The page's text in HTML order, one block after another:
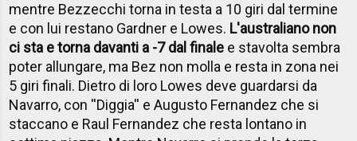
mentre Bezzecchi torna in testa a 10 giri dal termine
e con lui restano Gardner e Lowes. L'australiano non
ci sta e torna davanti a -7 dal finale e stavolta sembra
poter allungare, ma Bez non molla e resta in zona nei
5 giri finali. Dietro di loro Lowes deve guardarsi da
Navarro, con ''Diggia'' e Augusto Fernandez che si
staccano e Raul Fernandez che resta lontano in